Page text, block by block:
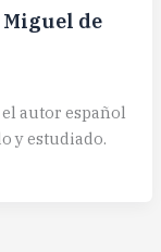
de
autor español
y estudiado.